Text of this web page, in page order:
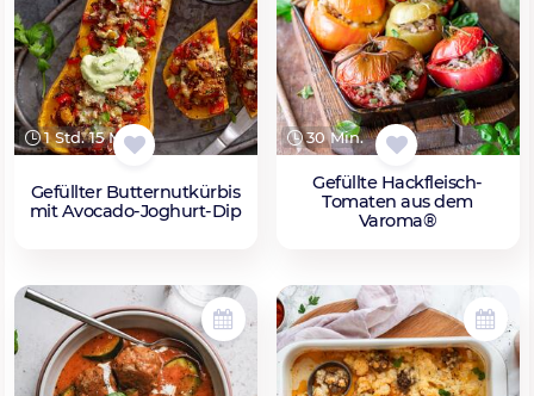
1 Std. 15 Min.
Gefüllter Butternutkürbis
mit Avocado-Joghurt-Dip
30 Min.
Gefüllte Hackfleisch-
Tomaten aus dem
Varoma®